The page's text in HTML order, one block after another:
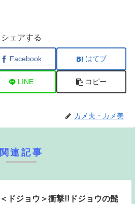
シェアする
Facebook はてブ
LINE コピー
カメ夫・カメ美
関連記事
＜ドジョウ＞衝撃!!ドジョウの髭